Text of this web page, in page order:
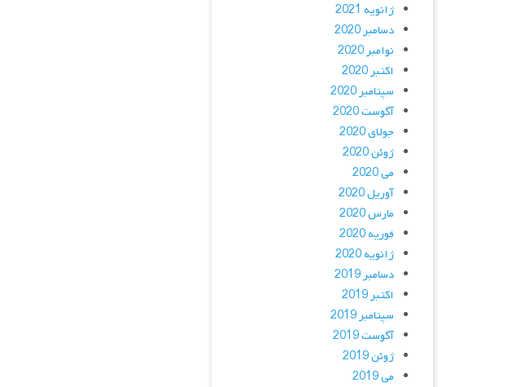
ژانویه 2021
دسامبر 2020
نوامبر 2020
اکتبر 2020
سپتامبر 2020
آگوست 2020
جولای 2020
ژوئن 2020
می 2020
آوریل 2020
مارس 2020
فوریه 2020
ژانویه 2020
دسامبر 2019
اکتبر 2019
سپتامبر 2019
آگوست 2019
ژوئن 2019
می 2019